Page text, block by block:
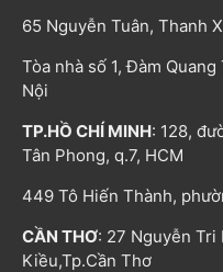
65 Nguyễn Tuân, Thanh
Tòa nhà số 1, Đàm
Nội
TP.HỒ CHÍ MINH: 128,
Tân Phong, q.7, HCM
449 Tô Hiến Thành,
CẦN THƠ: 27 Nguyễn Tri
Kiều,Tp.Cần Thơ